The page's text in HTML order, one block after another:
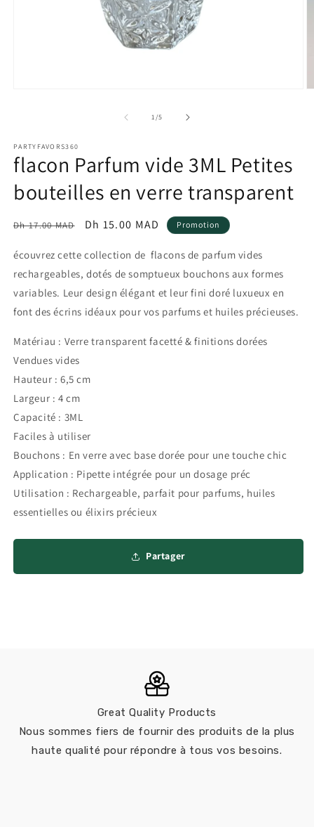
1/de
5
PARTYFAVORS360
flacon Parfum vide 3ML Petites
bouteilles en verre transparent
Prix
Dh 17.00 MAD
Prix
Dh 15.00 MAD Promotion
écouvrez cette collection de flacons de parfum vides
rechargeables, dotés de somptueux bouchons aux formes
variables. Leur design élégant et leur fini doré luxueux en
font des écrins idéaux pour vos parfums et huiles précieuses.
Matériau : Verre transparent facetté & finitions dorées
Vendues vides
Hauteur : 6,5 cm
Largeur : 4 cm
Capacité : 3ML
Faciles à utiliser
Bouchons : En verre avec base dorée pour une touche chic
Application : Pipette intégrée pour un dosage préc
Utilisation : Rechargeable, parfait pour parfums, huiles
essentielles ou élixirs précieux
Partager
Great Quality Products
Nous sommes fiers de fournir des produits de la plus
haute qualité pour répondre à tous vos besoins.